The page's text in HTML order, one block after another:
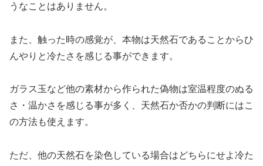
うなことはありません。
また、触った時の感覚が、本物は天然石であることからひ
んやりと冷たさを感じる事ができます。
ガラス玉など他の素材から作られた偽物は室温程度のぬる
さ・温かさを感じる事が多く、天然石か否かの判断にはこ
の方法も使えます。
ただ、他の天然石を染色している場合はどちらにせよ冷た